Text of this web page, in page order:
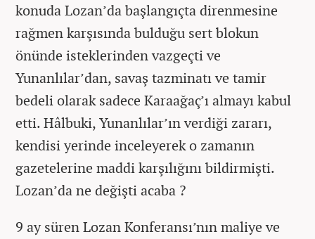
konuda Lozan’da başlangıçta direnmesine
rağmen karşısında bulduğu sert blokun
önünde isteklerinden vazgeçti ve
Yunanlılar’dan, savaş tazminatı ve tamir
bedeli olarak sadece Karaağaç’ı almayı kabul
etti. Hâlbuki, Yunanlılar’ın verdiği zararı,
kendisi yerinde inceleyerek o zamanın
gazetelerine maddi karşılığını bildirmişti.
Lozan’da ne değişti acaba ?
9 ay süren Lozan Konferansı’nın maliye ve